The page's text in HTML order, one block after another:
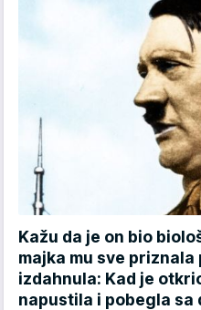
Kažu da je on bio
majka mu sve
izdahnula: Kad je
napustila i pobegla sa